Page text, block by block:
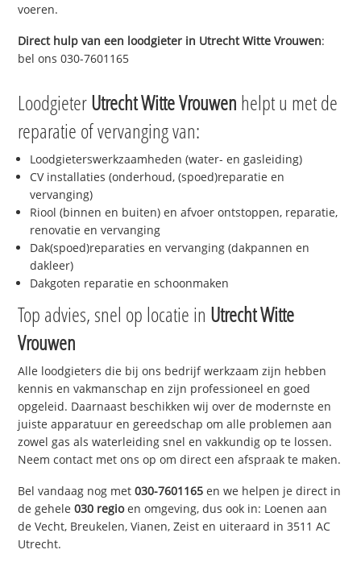
voeren.
Direct hulp van een loodgieter in Utrecht Witte Vrouwen:
bel ons 030-7601165
LoodgieterUtrecht Witte Vrouwen helpt u met de
reparatie of vervanging van:
Loodgieterswerkzaamheden (water- en gasleiding)
CV installaties (onderhoud, (spoed)reparatie en
vervanging)
Riool (binnen en buiten) en afvoer ontstoppen, reparatie,
renovatie en vervanging
Dak(spoed)reparaties en vervanging (dakpannen en
dakleer)
Dakgoten reparatie en schoonmaken
Top advies, snel op locatie in Utrecht Witte
Vrouwen
Alle loodgieters die bij ons bedrijf werkzaam zijn hebben
kennis en vakmanschap en zijn professioneel en goed
opgeleid. Daarnaast beschikken wij over de modernste en
juiste apparatuur en gereedschap om alle problemen aan
zowel gas als waterleiding snel en vakkundig op te lossen.
Neem contact met ons op om direct een afspraak te maken.
Bel vandaag nog met030-7601165 en we helpen je direct in
de gehele030 regioen omgeving, dus ook in: Loenen aan
de Vecht, Breukelen, Vianen, Zeist en uiteraard in 3511 AC
Utrecht.